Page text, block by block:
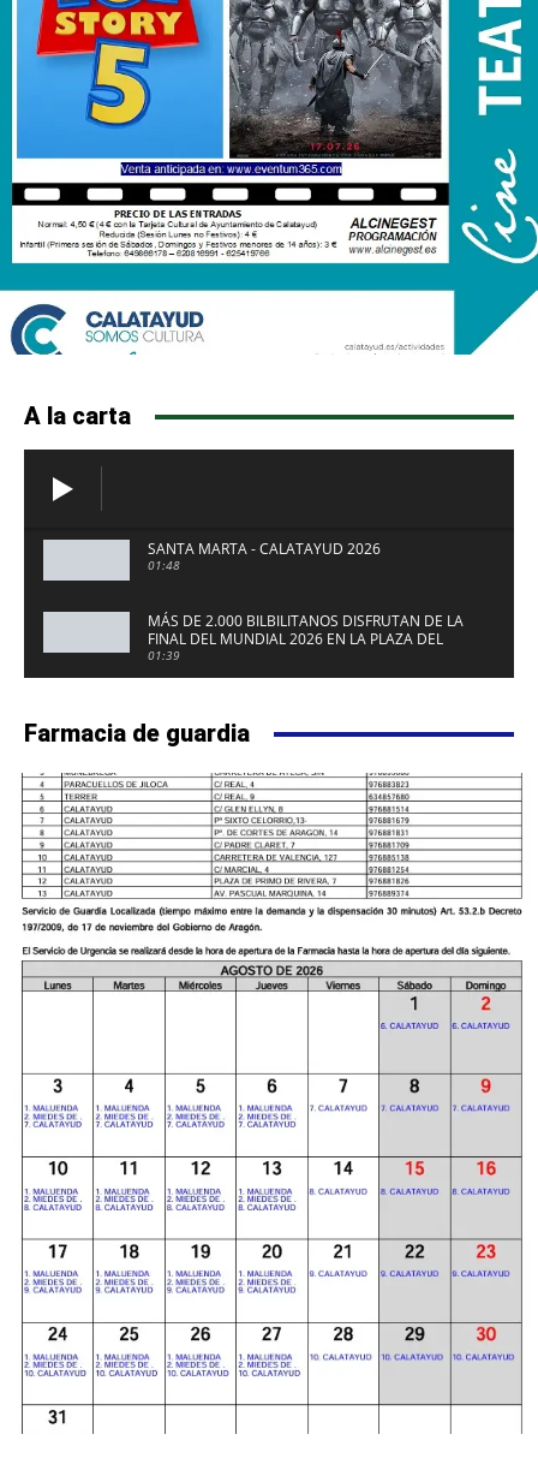
A la carta
SANTA MARTA - CALATAYUD 2026
01:48
MÁS DE 2.000 BILBILITANOS DISFRUTAN DE LA
FINAL DEL MUNDIAL 2026 EN LA PLAZA DEL
FUERTE DE CALATAYUD
01:39
Farmacia de guardia